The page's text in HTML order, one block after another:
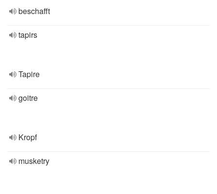
beschafft
tapirs
Tapire
goitre
Kropf
musketry